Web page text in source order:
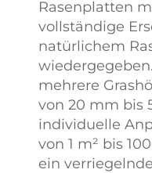
Rasenplatten
vollständige
natürlichem
mehrere
von 20 mm bis
individuelle
von 1 m² bis
ein